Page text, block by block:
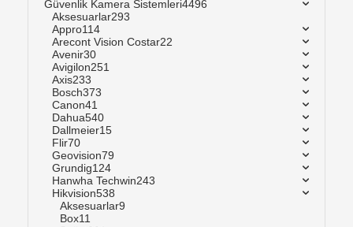
Güvenlik Kamera Sistemleri4496
Aksesuarlar293
Appro114
Arecont Vision Costar22
Avenir30
Avigilon251
Axis233
Bosch373
Canon41
Dahua540
Dallmeier15
Flir70
Geovision79
Grundig124
Hanwha Techwin243
Hikvision538
Aksesuarlar9
Box11